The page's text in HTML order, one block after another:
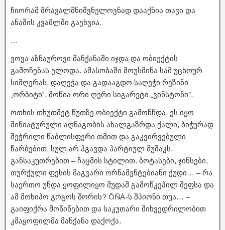
ჩიორამ მრავალმნიშვნელოვნად დააქნია თავი და
ანაშის კვამლში გაეხვია.
…
ვოვა აზნაუროვი მანქანაში იჯდა და ობიექტის
გამოჩენას ელოდა. ამასობაში მოუსმინა სამ უცხოურ
სიმღერას, დაღეჭა და გადააგდო საღეჭი რეზინი
„ორბიტი”, მოწია ორი ღერი სიგარეტი „ვინსტონი”.
ოთხის თხუთმეტ წუთზე ობიექტი გამოჩნდა. ეს იყო
მინიატურული აღნაგობის ახალგაზრდა ქალი, ბიჭურად
შეჭრილი წაბლისფერი თმით და გაკვირვებული
წარბებით. სულ არ ჰგავდა პარტიულ მუშაკს,
განსაკუთრებით – ჩაცმის სტილით. ბოტასები, ჯინსები,
თურქული ფესის მაგვარი ორნამენტებიანი ქუდი… – რა
საერთო უნდა ყოფილიყო მუდამ გამოწკეპილ შეფსა და
ამ მოხიპო გოგოს შორის? ÔÑÁ-ს შპიონი თუა… –
გაიფიქრა მოწიწებით და საკუთარი მიხვედრილობით
კმაყოფილმა მანქანა დაქოქა.